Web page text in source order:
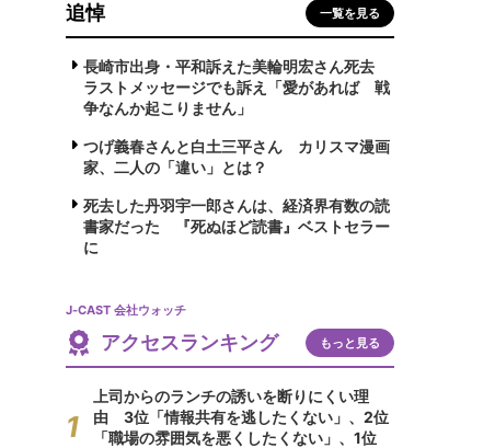
追悼 一覧を見る
長崎市出身・平和訴えた美輪明宏さん死去
ラストメッセージでも訴え「愛があれば 戦
争なんか起こりません」
つげ義春さんと白土三平さん カリスマ漫画
家、二人の「違い」とは？
死去した丹羽宇一郎さんは、経済界有数の読
書家だった 『死ぬほど読書』ベストセラー
に
J-CAST 会社ウォッチ
アクセスランキング もっと見る
上司からのランチの誘いを断りにくい理
由 3位「情報共有を逃したくない」、2位
「職場の雰囲気を悪くしたくない」、1位